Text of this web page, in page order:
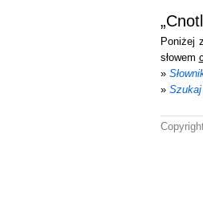
Poniżej
słowem
»
» Szukaj